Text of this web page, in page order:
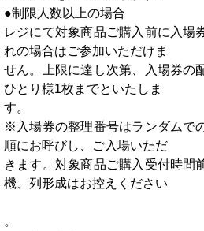
●制限人数以上の場合
レジにて対象商品ご購入前に入場
れの場合はご参加いただけま
せん。上限に達し次第、入場券の
ひとり様1枚までといたしま
す。
※入場券の整理番号はランダムで
順にお呼びし、ご入場いただ
きます。対象商品ご購入受付時間
機、列形成はお控えください
。